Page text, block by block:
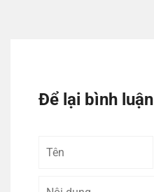
Để lại bình luận